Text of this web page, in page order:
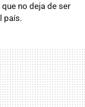
no deja de ser
país.